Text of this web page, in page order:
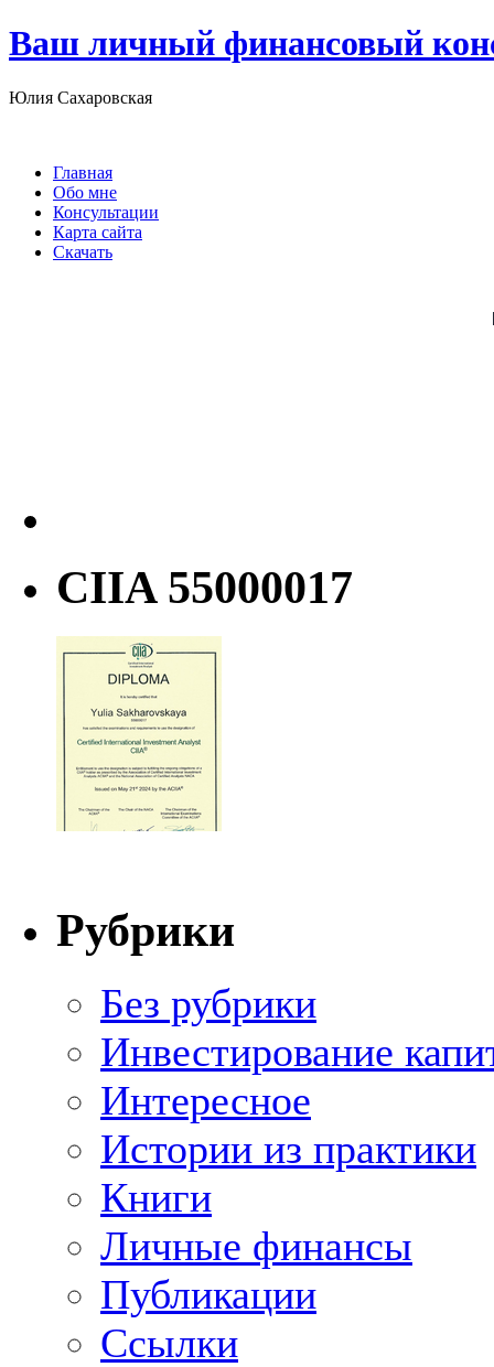
Ваш личный финансовый
Юлия Сахаровская
Главная
Обо мне
Консультации
Карта сайта
Скачать
CIIA 55000017
Рубрики
Без рубрики
Инвестирование
Интересное
Истории из практики
Книги
Личные финансы
Публикации
Ссылки